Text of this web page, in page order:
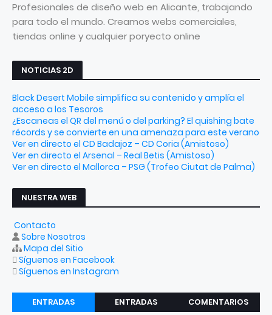
Profesionales de diseño web en Alicante, trabajando
para todo el mundo. Creamos webs comerciales,
tiendas online y cualquier poryecto online
NOTICIAS 2D
Black Desert Mobile simplifica su contenido y amplía el
acceso a los Tesoros
¿Escaneas el QR del menú o del parking? El quishing bate
récords y se convierte en una amenaza para este verano
Ver en directo el CD Badajoz – CD Coria (Amistoso)
Ver en directo el Arsenal – Real Betis (Amistoso)
Ver en directo el Mallorca – PSG (Trofeo Ciutat de Palma)
NUESTRA WEB
Contacto
Sobre Nosotros
Mapa del Sitio
Síguenos en Facebook
Síguenos en Instagram
ENTRADAS
ENTRADAS
COMENTARIOS